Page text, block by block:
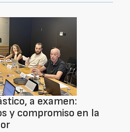
a examen:
y compromiso en la